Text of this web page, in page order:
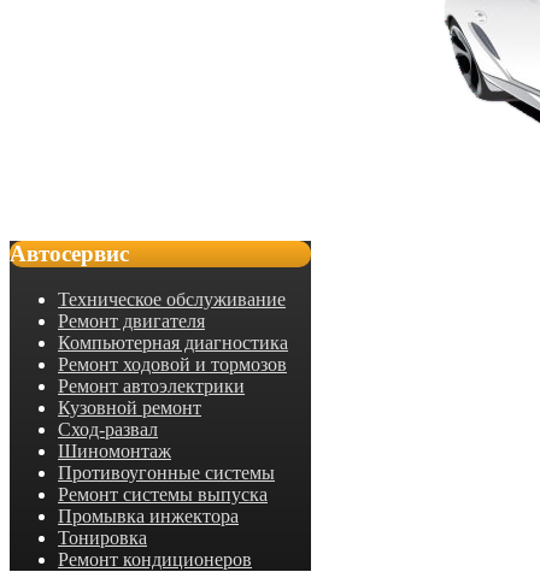
Автосервис
Техническое обслуживание
Ремонт двигателя
Компьютерная диагностика
Ремонт ходовой и тормозов
Ремонт автоэлектрики
Кузовной ремонт
Сход-развал
Шиномонтаж
Противоугонные системы
Ремонт системы выпуска
Промывка инжектора
Тонировка
Ремонт кондиционеров